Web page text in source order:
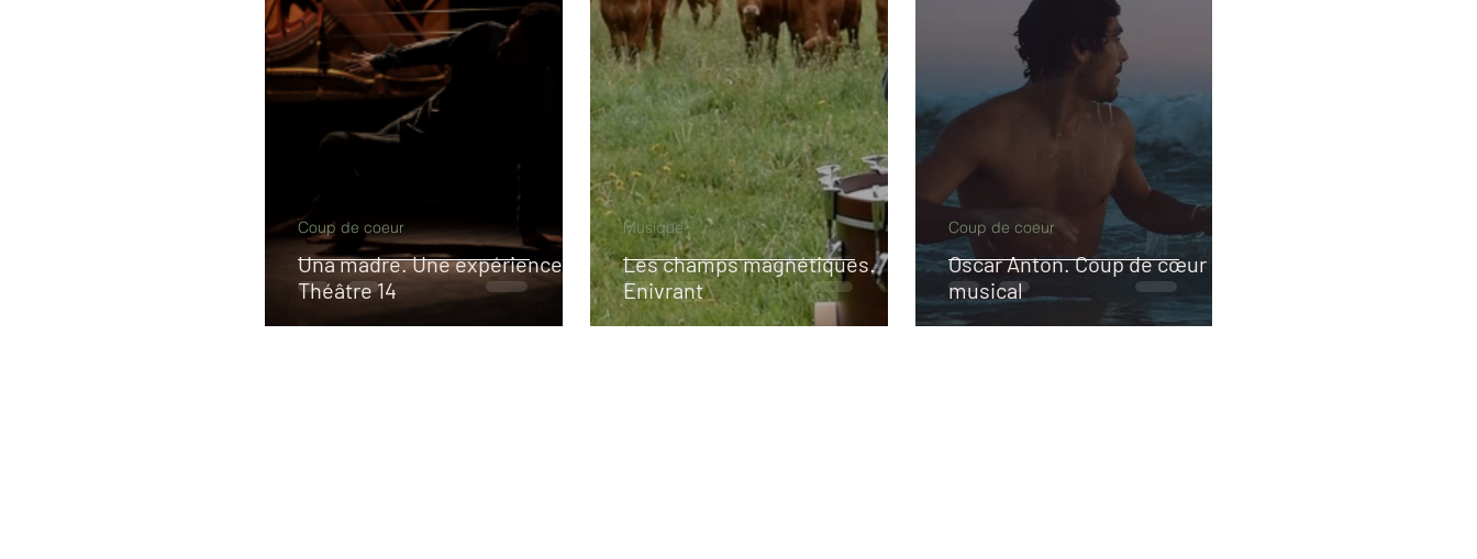
Offre spéciale Annuaire Théâtre - Musée Hommage
Una madre. Une expérience au
Théâtre 14
Coup de coeur
Les champs magnétiques.
Enivrant
Musique
Oscar Anton. Coup de cœur
musical
Coup de coeur